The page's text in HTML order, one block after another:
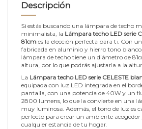
Descripción
Si estás buscando una lámpara de techo
minimalista, la Lámpara techo LED serie
81cm es la elección perfecta para ti. Con
fabricada en aluminio y hierro tono
lámpara de techo tiene un diámetro de
altura, por lo que podrás ajustarla a la
La Lámpara techo LED serie CELESTE
equipada con luz LED integrada en el
pantalla, con una potencia de 40W y un
2800 lumens, lo que la convierte en una
muy luminosa. Además, el tono de luz es
perfecto para crear un ambiente acogedor
cualquier estancia de tu hogar.